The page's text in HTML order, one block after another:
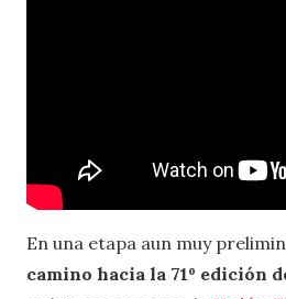
En una etapa aun muy
camino hacia la 71º edición